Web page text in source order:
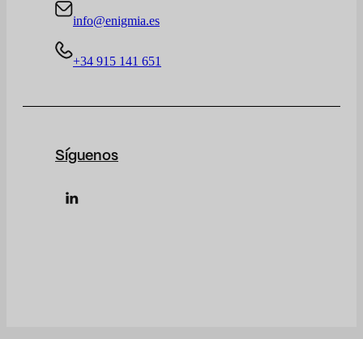
info@enigmia.es
+34 915 141 651
Síguenos